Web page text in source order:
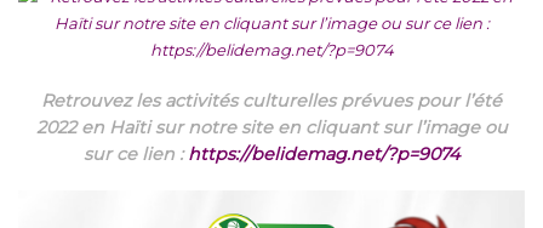
Retrouvez les activités culturelles prévues pour l’été
2022 en Haïti sur notre site en cliquant sur l’image ou
sur ce lien :https://belidemag.net/?p=9074